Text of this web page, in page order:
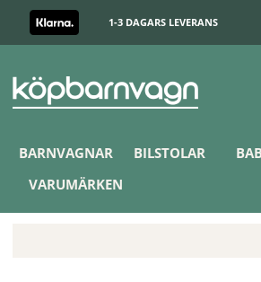
1-3 DAGARS LEVERANS
BARNVAGNAR BILSTOLAR
VARUMÄRKEN